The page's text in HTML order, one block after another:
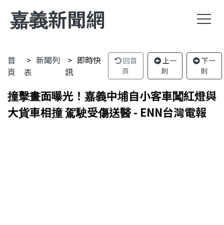
嘉義新聞網
首
頁
新聞列
表
即時快
訊
回首
頁
上一
則
下一
則
撞擊畫面曝光！嘉義中埔自小客車闖紅燈與
大貨車相撞 駕駛受傷送醫 - ENN台灣電報